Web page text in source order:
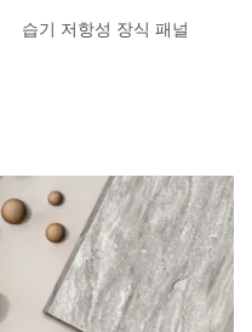
습기 저항성 장식 패널